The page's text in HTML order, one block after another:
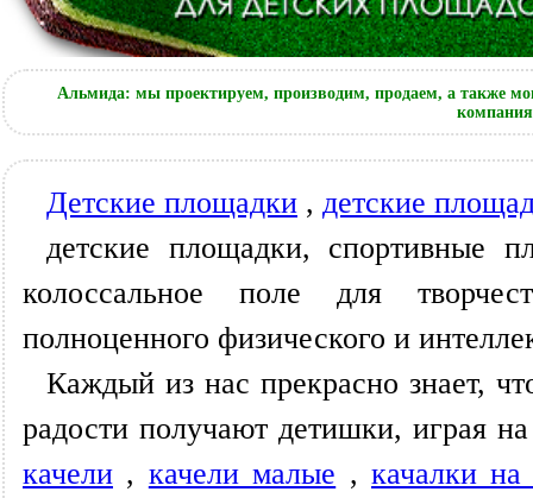
Альмида: мы проектируем, производим, продаем, а также
компания
Детские площадки , детские
детские площадки, спортивные
колоссальное поле для
полноценного физического и
Каждый из нас прекрасно знает,
радости получают детишки, играя
качели , качели малые ,качалки